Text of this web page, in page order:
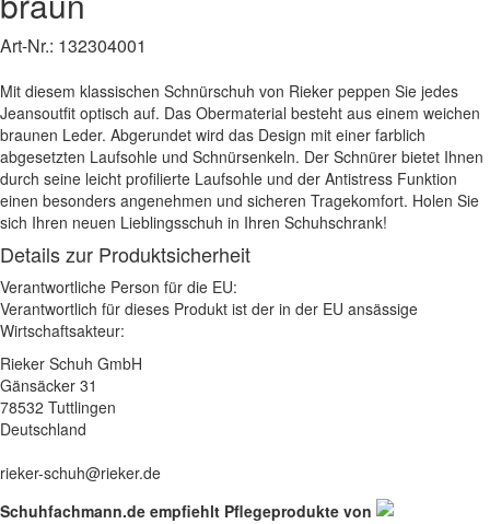
Art-Nr.: 132304001
Mit diesem klassischen Schnürschuh von Rieker peppen Sie jedes
Jeansoutfit optisch auf. Das Obermaterial besteht aus einem weichen
braunen Leder. Abgerundet wird das Design mit einer farblich
abgesetzten Laufsohle und Schnürsenkeln. Der Schnürer bietet Ihnen
durch seine leicht profilierte Laufsohle und der Antistress Funktion
einen besonders angenehmen und sicheren Tragekomfort. Holen Sie
sich Ihren neuen Lieblingsschuh in Ihren Schuhschrank!
Details zur Produktsicherheit
Verantwortliche Person für die EU:
Verantwortlich für dieses Produkt ist der in der EU ansässige
Wirtschaftsakteur:
Rieker Schuh GmbH
Gänsäcker 31
78532 Tuttlingen
Deutschland
rieker-schuh@rieker.de
Schuhfachmann.de empfiehlt Pflegeprodukte von